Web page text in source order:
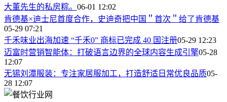
大董先生的私房粽。 06-01 12:02
肯德基×迪士尼首度合作，史迪奇把中国＂首次＂给了肯德基
05-29 07:21
千禾味业出海加速 “千禾0” 商标已完成 40 国注册05-29 12:23
迈富时营销智能体：打破语言边界的全球内容生成引擎05-28
12:07
无锡刘潭服装：专注家居服加工，打造舒适日常优良品质05-
28 12:07